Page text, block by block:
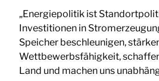
„Energiepolitik ist
Investitionen in
Speicher beschleunigen,
Wettbewerbsfähigkeit,
Land und machen uns